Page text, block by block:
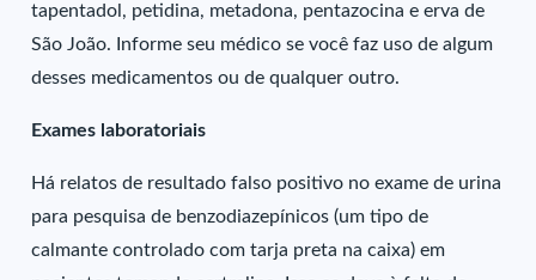
tapentadol, petidina, metadona, pentazocina e erva de
São João. Informe seu médico se você faz uso de algum
desses medicamentos ou de qualquer outro.
Exames laboratoriais
Há relatos de resultado falso positivo no exame de urina
para pesquisa de benzodiazepínicos (um tipo de
calmante controlado com tarja preta na caixa) em